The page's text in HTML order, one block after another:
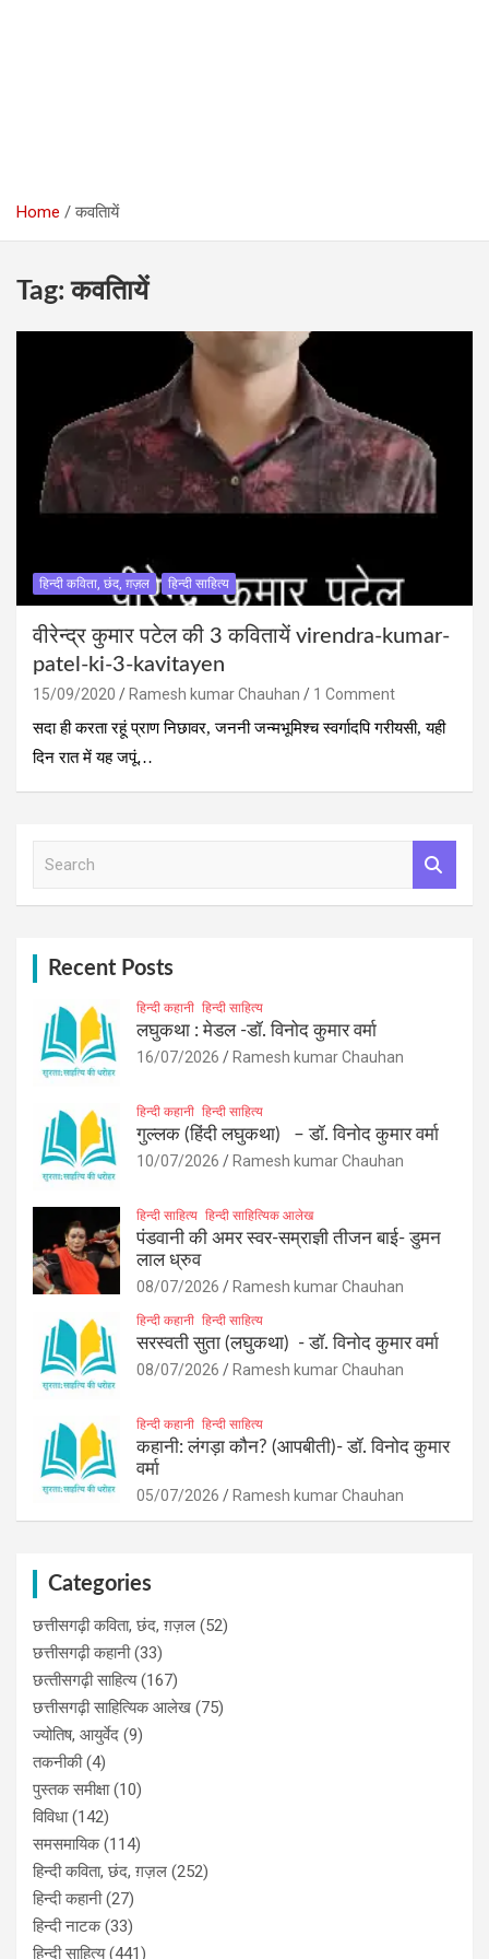
Home कवतिायें
Tag:कवतिायें
हिन्दी कविता, छंद, ग़ज़ल हिन्दी साहित्य
वीरेन्द्र कुमार पटेल की 3 कवितायें virendra-kumar-
patel-ki-3-kavitayen
15/09/2020 Ramesh kumar Chauhan
1 Comment
सदा ही करता रहूं प्राण निछावर, जननी जन्मभूमिश्च स्वर्गादपि गरीयसी, यही
दिन रात में यह जपूं…
Recent Posts
हिन्दी कहानी हिन्दी साहित्य
लघुकथा : मेडल -डॉ. विनोद कुमार वर्मा
16/07/2026 Ramesh kumar Chauhan
हिन्दी कहानी हिन्दी साहित्य
गुल्लक (हिंदी लघुकथा) – डॉ. विनोद कुमार वर्मा
10/07/2026 Ramesh kumar Chauhan
हिन्दी साहित्य हिन्दी साहित्यिक आलेख
पंडवानी की अमर स्वर-सम्राज्ञी तीजन बाई- डुमन
लाल ध्रुव
08/07/2026 Ramesh kumar Chauhan
हिन्दी कहानी हिन्दी साहित्य
सरस्वती सुता (लघुकथा) ​- डॉ. विनोद कुमार वर्मा
08/07/2026 Ramesh kumar Chauhan
हिन्दी कहानी हिन्दी साहित्य
कहानी: लंगड़ा कौन? (आपबीती)​- डॉ. विनोद कुमार
वर्मा
05/07/2026 Ramesh kumar Chauhan
Categories
छत्तीसगढ़ी कविता, छंद, ग़ज़ल (52)
छत्तीसगढ़ी कहानी(33)
छत्‍तीसगढ़ी साहित्‍य(167)
छत्तीसगढ़ी साहित्यिक आलेख (75)
ज्योतिष, आयुर्वेद (9)
तकनीकी(4)
पुस्‍तक समीक्षा(10)
विविधा(142)
समसमायिक(114)
हिन्दी कविता, छंद, ग़ज़ल (252)
हिन्दी कहानी(27)
हिन्‍दी नाटक(33)
हिन्दी साहित्य(441)